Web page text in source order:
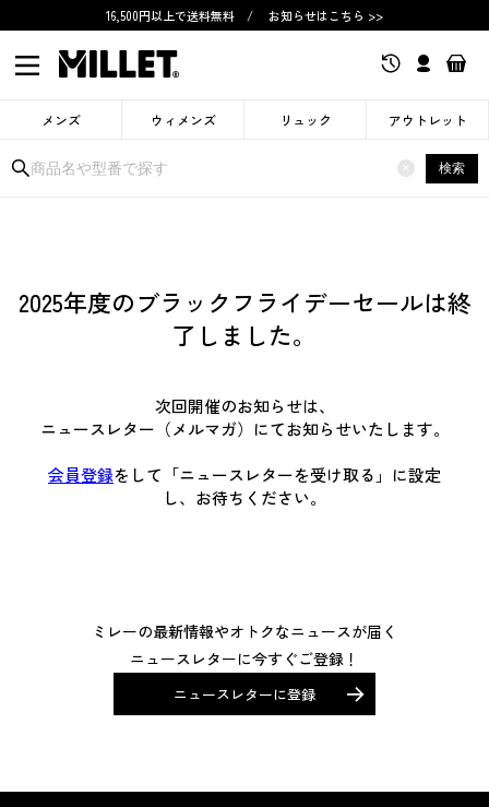
16,500円以上で送料無料 / お知らせはこちら >>
メンズ ウィメンズ リュック アウトレット
× 検索
2025年度のブラックフライデーセールは終
了しました。
次回開催のお知らせは、
ニュースレター（メルマガ）にてお知らせいたします。
会員登録をして「ニュースレターを受け取る」に設定
し、お待ちください。
ミレーの最新情報やオトクなニュースが届く
ニュースレターに今すぐご登録！
ニュースレターに登録